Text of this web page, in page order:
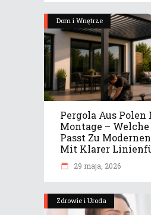
Dom i Wnętrze
Pergola Aus Polen
Montage –
Passt Zu
Mit Klarer
29 maja, 2026
Zdrowie i Uroda